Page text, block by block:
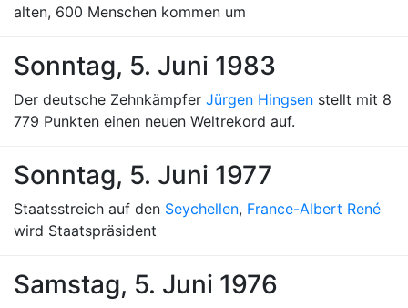
alten, 600 Menschen kommen um
Sonntag, 5. Juni 1983
Der deutsche Zehnkämpfer Jürgen Hingsen stellt mit 8
779 Punkten einen neuen Weltrekord auf.
Sonntag, 5. Juni 1977
Staatsstreich auf den Seychellen, France-Albert René
wird Staatspräsident
Samstag, 5. Juni 1976